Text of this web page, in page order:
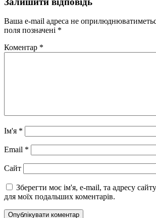
Ваша e-mail адреса не
поля позначені *
Коментар *
Ім'я *
Email *
Сайт
Зберегти моє ім'я, e-mail, та адресу
для моїх подальших коментарів.